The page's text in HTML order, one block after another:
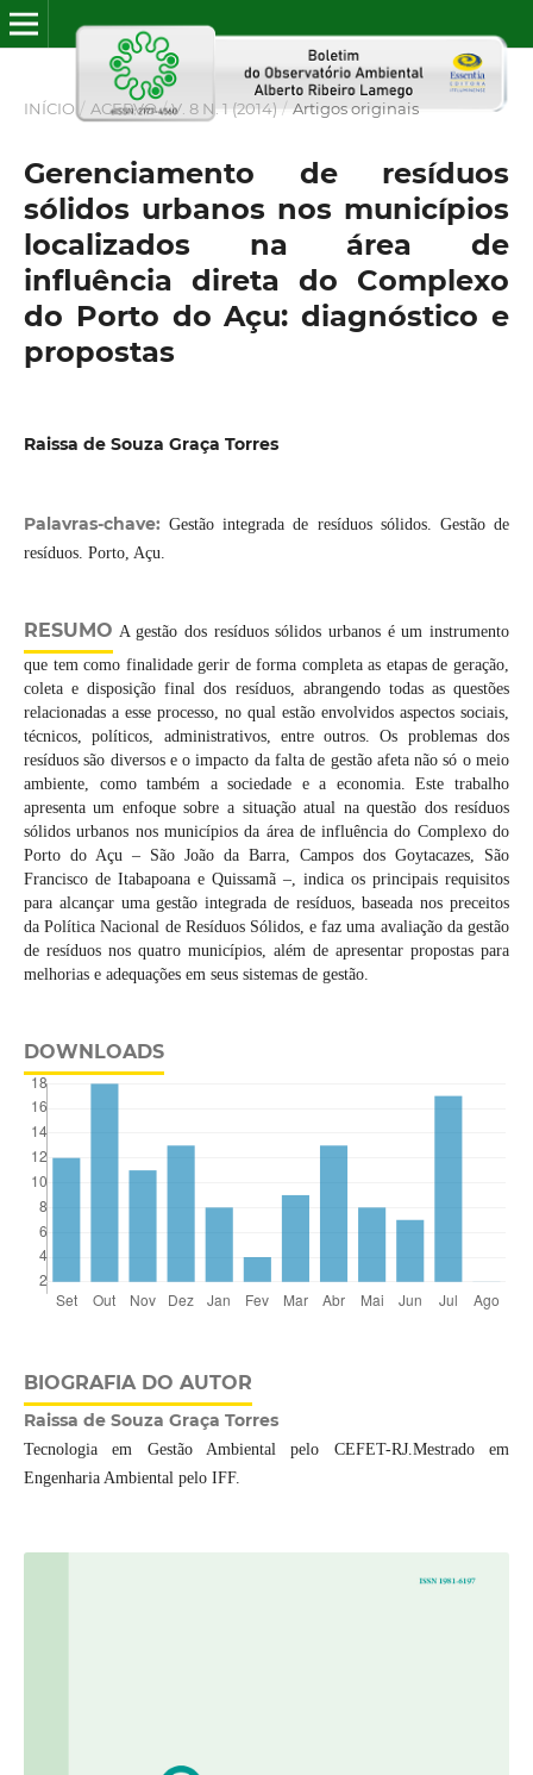
INÍCIO / ACERVO / V. 8 N. 1 (2014) / Artigos originais
Gerenciamento de resíduos
sólidos urbanos nos municípios
localizados na área de
influência direta do Complexo
do Porto do Açu: diagnóstico e
propostas
Raissa de Souza Graça Torres
Palavras-chave:Gestão integrada de resíduos sólidos. Gestão de
resíduos. Porto, Açu.
RESUMO A gestão dos resíduos sólidos urbanos é um instrumento
que tem como finalidade gerir de forma completa as etapas de geração,
coleta e disposição final dos resíduos, abrangendo todas as questões
relacionadas a esse processo, no qual estão envolvidos aspectos sociais,
técnicos, políticos, administrativos, entre outros. Os problemas dos
resíduos são diversos e o impacto da falta de gestão afeta não só o meio
ambiente, como também a sociedade e a economia. Este trabalho
apresenta um enfoque sobre a situação atual na questão dos resíduos
sólidos urbanos nos municípios da área de influência do Complexo do
Porto do Açu – São João da Barra, Campos dos Goytacazes, São
Francisco de Itabapoana e Quissamã –, indica os principais requisitos
para alcançar uma gestão integrada de resíduos, baseada nos preceitos
da Política Nacional de Resíduos Sólidos, e faz uma avaliação da gestão
de resíduos nos quatro municípios, além de apresentar propostas para
melhorias e adequações em seus sistemas de gestão.
DOWNLOADS
BIOGRAFIA DO AUTOR
Raissa de Souza Graça Torres
Tecnologia em Gestão Ambiental pelo CEFET-RJ.Mestrado em
Engenharia Ambiental pelo IFF.